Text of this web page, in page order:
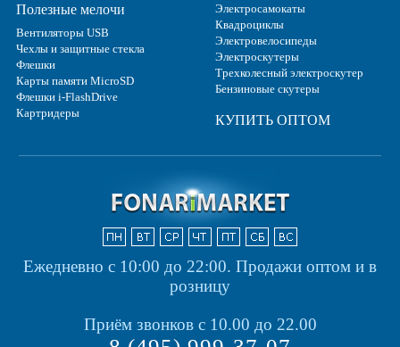
Полезные мелочи
Вентиляторы USB
Чехлы и защитные стекла
Флешки
Карты памяти MicroSD
Флешки i-FlashDrive
Картридеры
Электросамокаты
Квадроциклы
Электровелосипеды
Электроскутеры
Трехколесный электроскутер
Бензиновые скутеры
КУПИТЬ ОПТОМ
Ежедневно с 10:00 до 22:00. Продажи оптом и в
розницу
Приём звонков с 10.00 до 22.00